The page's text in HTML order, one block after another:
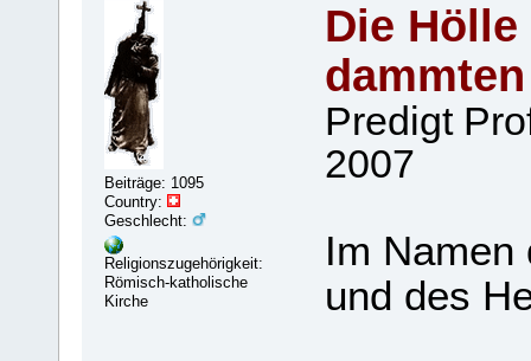
Beiträge: 1095
Country:
Geschlecht:
Religionszugehörigkeit:
Römisch-katholische
Kirche
Die
damm­ten
Predigt
2007
Im Namen
und des